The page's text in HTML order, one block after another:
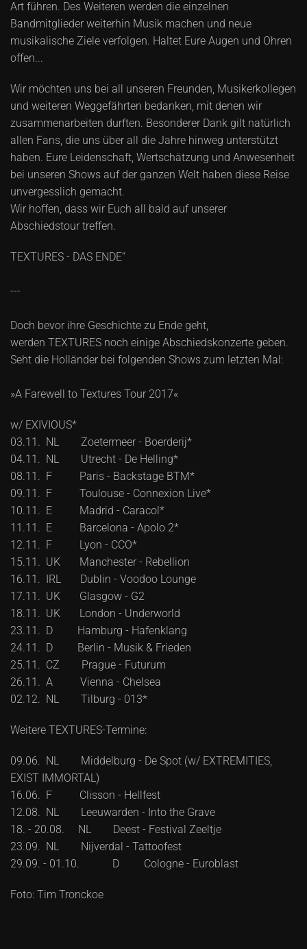
Art führen. Des Weiteren werden die einzelnen
Bandmitglieder weiterhin Musik machen und neue
musikalische Ziele verfolgen. Haltet Eure Augen und Ohren
offen...
Wir möchten uns bei all unseren Freunden, Musikerkollegen
und weiteren Weggefährten bedanken, mit denen wir
zusammenarbeiten durften. Besonderer Dank gilt natürlich
allen Fans, die uns über all die Jahre hinweg unterstützt
haben. Eure Leidenschaft, Wertschätzung und Anwesenheit
bei unseren Shows auf der ganzen Welt haben diese Reise
unvergesslich gemacht.
Wir hoffen, dass wir Euch all bald auf unserer
Abschiedstour treffen.
TEXTURES - DAS ENDE“
---
Doch bevor ihre Geschichte zu Ende geht,
werden TEXTURES noch einige Abschiedskonzerte geben.
Seht die Holländer bei folgenden Shows zum letzten Mal:
»A Farewell to Textures Tour 2017«
w/ EXIVIOUS*
03.11. NL Zoetermeer - Boerderij*
04.11. NL Utrecht - De Helling*
08.11. F Paris - Backstage BTM*
09.11. F Toulouse - Connexion Live*
10.11. E Madrid - Caracol*
11.11. E Barcelona - Apolo 2*
12.11. F Lyon - CCO*
15.11. UK Manchester - Rebellion
16.11. IRL Dublin - Voodoo Lounge
17.11. UK Glasgow - G2
18.11. UK London - Underworld
23.11. D Hamburg - Hafenklang
24.11. D Berlin - Musik & Frieden
25.11. CZ Prague - Futurum
26.11. A Vienna - Chelsea
02.12. NL Tilburg - 013*
Weitere TEXTURES-Termine:
09.06. NL Middelburg - De Spot (w/ EXTREMITIES,
EXIST IMMORTAL)
16.06. F Clisson - Hellfest
12.08. NL Leeuwarden - Into the Grave
18. - 20.08. NL Deest - Festival Zeeltje
23.09. NL Nijverdal - Tattoofest
29.09. - 01.10. D Cologne - Euroblast
Foto: Tim Tronckoe